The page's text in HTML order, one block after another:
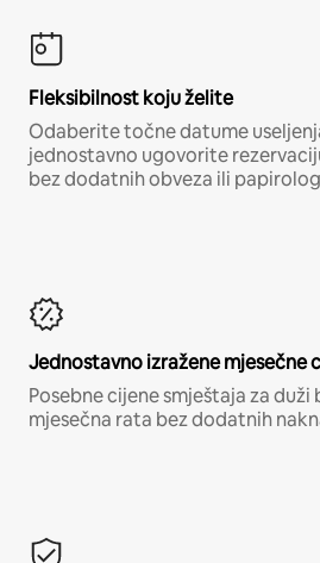
Fleksibilnost koju želite
Odaberite točne datume
jednostavno ugovorite
bez dodatnih obveza ili
Jednostavno izražene mjesečne
Posebne cijene smještaja za duži
mjesečna rata bez dodatnih